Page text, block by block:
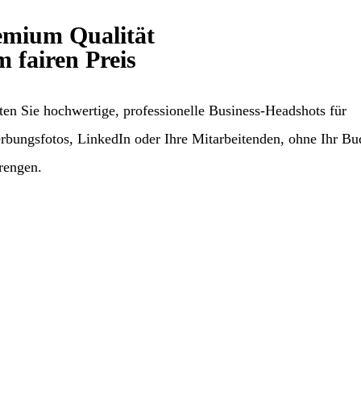
Qualität
fairen Preis
Sie hochwertige, professionelle Business-Headshots für
LinkedIn oder Ihre Mitarbeitenden, ohne Ihr